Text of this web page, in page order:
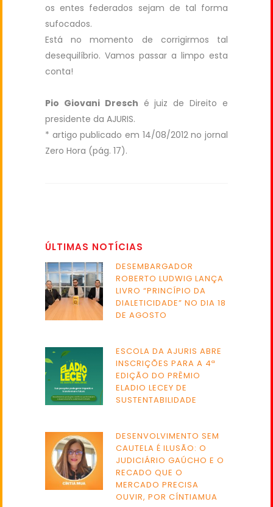
os entes federados sejam de tal forma
sufocados.
Está no momento de corrigirmos tal
desequilíbrio. Vamos passar a limpo esta
conta!
Pio Giovani Dresch é juiz de Direito e
presidente da AJURIS.
* artigo publicado em 14/08/2012 no jornal
Zero Hora (pág. 17).
ÚLTIMAS NOTÍCIAS
DESEMBARGADOR
ROBERTO LUDWIG LANÇA
LIVRO “PRINCÍPIO DA
DIALETICIDADE” NO DIA 18
DE AGOSTO
ESCOLA DA AJURIS ABRE
INSCRIÇÕES PARA A 4ª
EDIÇÃO DO PRÊMIO
ELADIO LECEY DE
SUSTENTABILIDADE
DESENVOLVIMENTO SEM
CAUTELA É ILUSÃO: O
JUDICIÁRIO GAÚCHO E O
RECADO QUE O
MERCADO PRECISA
OUVIR, POR CÍNTIAMUA